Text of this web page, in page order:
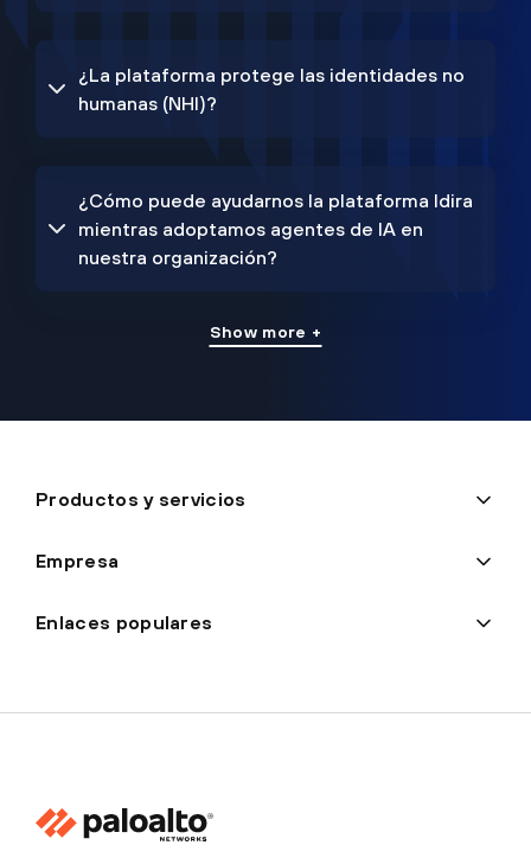
¿La plataforma protege las identidades no
humanas (NHI)?
¿Cómo puede ayudarnos la plataforma Idira
mientras adoptamos agentes de IA en
nuestra organización?
Show more +
Productos y servicios
Empresa
Enlaces populares